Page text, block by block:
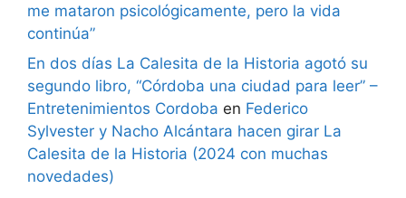
me mataron psicológicamente, pero la vida
continúa”
En dos días La Calesita de la Historia agotó su
segundo libro, “Córdoba una ciudad para leer” –
Entretenimientos Cordoba en Federico
Sylvester y Nacho Alcántara hacen girar La
Calesita de la Historia (2024 con muchas
novedades)